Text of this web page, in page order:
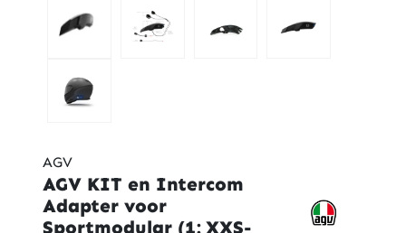
AGV
AGV KIT en Intercom
Adapter voor
Sportmodular (1: XXS-